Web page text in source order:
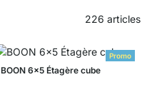
226 articles
Promo
BOON 6x5 Étagère cube